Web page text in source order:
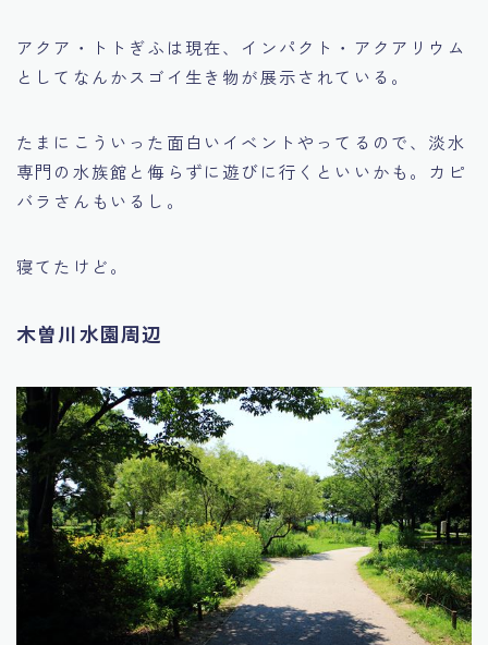
アクア・トトぎふは現在、インパクト・アクアリウム
としてなんかスゴイ生き物が展示されている。
たまにこういった面白いイベントやってるので、淡水
専門の水族館と侮らずに遊びに行くといいかも。カピ
バラさんもいるし。
寝てたけど。
木曽川水園周辺